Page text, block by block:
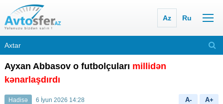
Az Ru
Ayxan Abbasov o futbolçuları millidən
kənarlaşdırdı
Hadisə 6 İyun 2026 14:28 A- A+